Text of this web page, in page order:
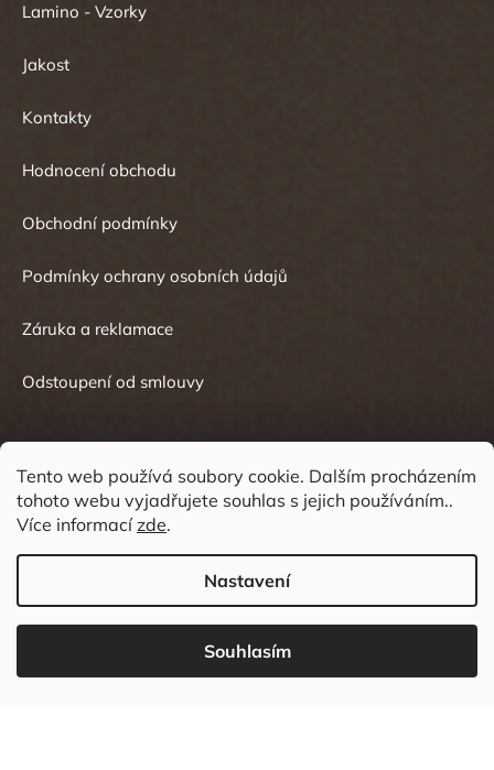
Tento web používá soubory cookie. Dalším procházením
tohoto webu vyjadřujete souhlas s jejich používáním..
Více informacízde.
Nastavení
Souhlasím
Lamino - Vzorky
Jakost
Kontakty
Hodnocení obchodu
Obchodní podmínky
Podmínky ochrany osobních údajů
Záruka a reklamace
Odstoupení od smlouvy
Kontakt